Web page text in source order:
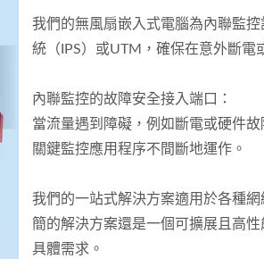
我們的無風扇嵌入式電腦為內聯監
統（IPS）或UTM，確保在意外斷電
內聯監控的故障安全接入端口：
當流量遇到障礙，例如斷電或硬件
關鍵監控應用程序不間斷地運作。
我們的一站式解決方案適用於各種
簡的解決方案還是一個可擴展且高
具體需求。